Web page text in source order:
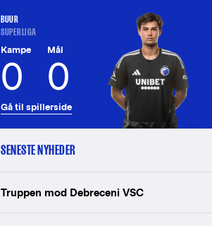
BUUR
SUPERLIGA
Kampe
0
Mål
0
Gå til spillerside
SENESTE NYHEDER
Truppen mod Debreceni VSC